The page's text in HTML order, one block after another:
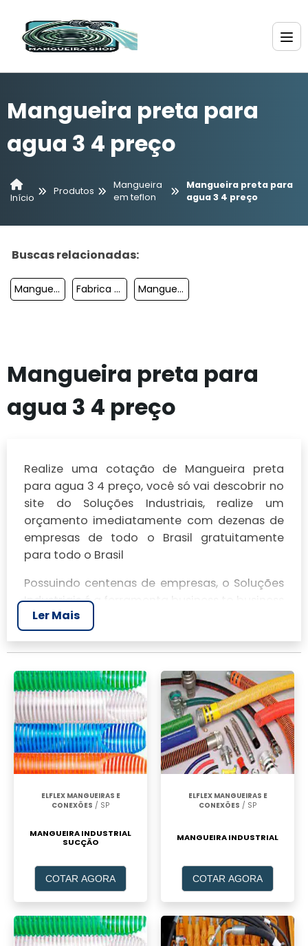
Mangueira preta para
agua 3 4 preço
Início
Produtos
Mangueira
em teflon
Mangueira preta para
agua 3 4 preço
Buscas relacionadas:
Mangueira De Alta Pressão Com Pistola Fabrica De Mangueira Preta Para Agua Mangueira Polietileno 1 Polegada
Mangueira preta para
agua 3 4 preço
Realize uma cotação de Mangueira preta
para agua 3 4 preço, você só vai descobrir no
site do Soluções Industriais, realize um
orçamento imediatamente com dezenas de
empresas de todo o Brasil gratuitamente
para todo o Brasil
Possuindo centenas de empresas, o Soluções
Industriais é a ferramenta business to business
mais completo da área industrial. Para
realizar um orçamento de Mangueira preta
para agua 3 4 preço, clique em um ou mais
dos anuciantes a seguir:
Ler Mais
ELFLEX MANGUEIRAS E
CONEXÕES / SP
MANGUEIRA INDUSTRIAL
SUCÇÃO
COTAR AGORA
ELFLEX MANGUEIRAS E
CONEXÕES / SP
MANGUEIRA INDUSTRIAL
COTAR AGORA